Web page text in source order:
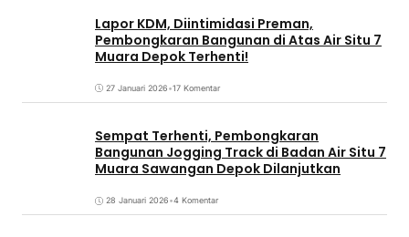
Lapor KDM, Diintimidasi Preman,
Pembongkaran Bangunan di Atas Air Situ 7
Muara Depok Terhenti!
27 Januari 2026•17 Komentar
Sempat Terhenti, Pembongkaran
Bangunan Jogging Track di Badan Air Situ 7
Muara Sawangan Depok Dilanjutkan
28 Januari 2026•4 Komentar